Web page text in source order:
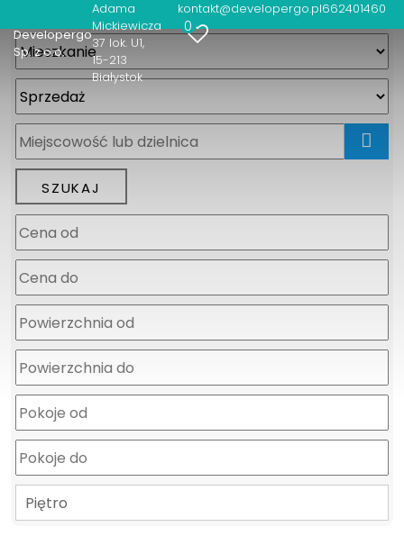
Developergo
Sp. z o.o.
Adama
Mickiewicza
37 lok. U1
15-213
Białystok
kontakt@developergo.pl662401460
0
Piętro